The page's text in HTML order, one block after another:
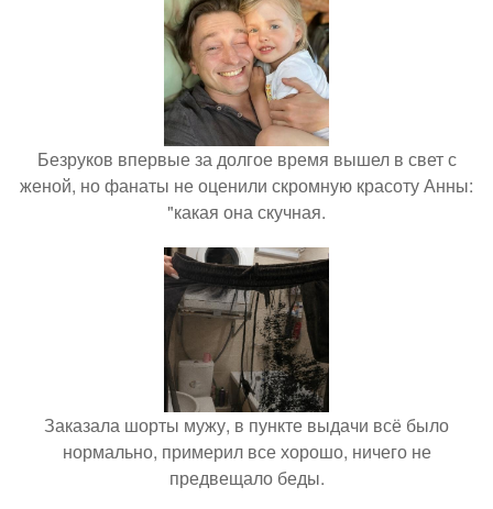
Безруков впервые за долгое время вышел в свет с
женой, но фанаты не оценили скромную красоту Анны:
"какая она скучная.
Заказала шорты мужу, в пункте выдачи всё было
нормально, примерил все хорошо, ничего не
предвещало беды.